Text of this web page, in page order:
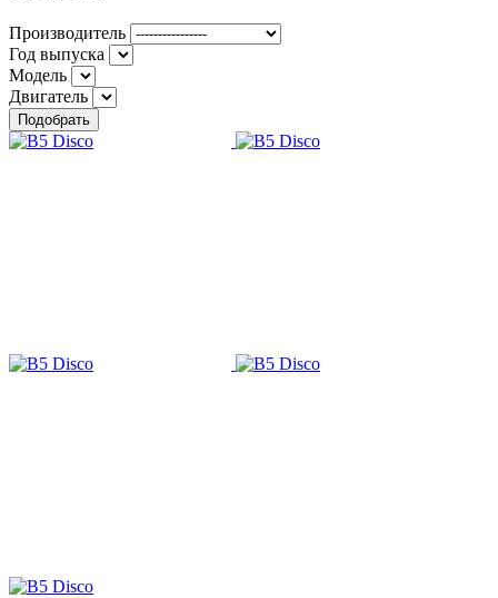
Производитель
Год выпуска
Модель
Двигатель
Подобрать